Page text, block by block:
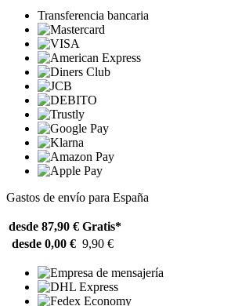
Transferencia bancaria
Gastos de envío para España
desde 87,90 € Gratis*
desde 0,00 € 9,90 €